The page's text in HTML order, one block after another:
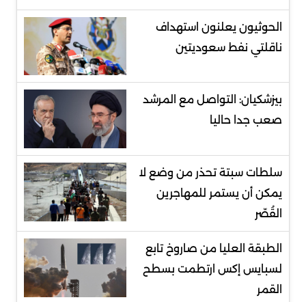
الحوثيون يعلنون استهداف
ناقلتي نفط سعوديتين
بيزشكيان: التواصل مع المرشد
صعب جدا حاليا
سلطات سبتة تحذر من وضع لا
يمكن أن يستمر للمهاجرين
القُصّر
الطبقة العليا من صاروخ تابع
لسبايس إكس ارتطمت بسطح
القمر